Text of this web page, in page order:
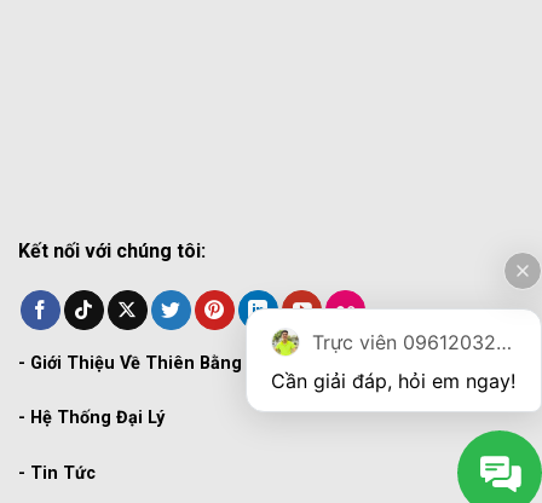
Kết nối với chúng tôi:
- Giới Thiệu Về Thiên Bằng
- Hệ Thống Đại Lý
- Tin Tức
Trực viên 0961203270
Cần giải đáp, hỏi em ngay!